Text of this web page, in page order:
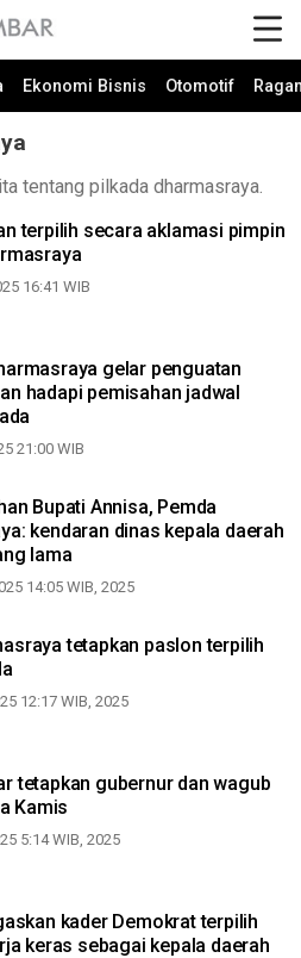
Ekonomi Bisnis Otomotif
tentang pilkada dharmasraya.
terpilih secara aklamasi pimpin
16:41 WIB
gelar penguatan
hadapi pemisahan jadwal
21:00 WIB
Bupati Annisa, Pemda
kendaran dinas kepala daerah
lama
14:05 WIB, 2025
tetapkan paslon terpilih
12:17 WIB, 2025
tetapkan gubernur dan wagub
Kamis
5:14 WIB, 2025
kader Demokrat terpilih
keras sebagai kepala daerah